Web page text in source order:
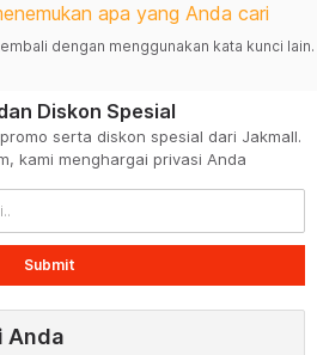
apa yang Anda cari
dengan menggunakan kata kunci lain.
Diskon Spesial
serta diskon spesial dari Jakmall.
kami menghargai privasi Anda
Submit
Anda